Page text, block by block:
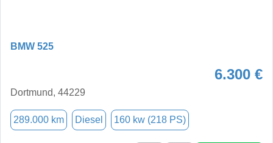
BMW 525
6.300 €
Dortmund, 44229
289.000 km Diesel 160 kw (218 PS)